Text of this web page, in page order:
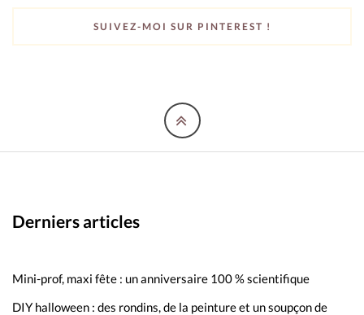
SUIVEZ-MOI SUR PINTEREST !
Derniers articles
Mini-prof, maxi fête : un anniversaire 100 % scientifique
DIY halloween : des rondins, de la peinture et un soupçon de